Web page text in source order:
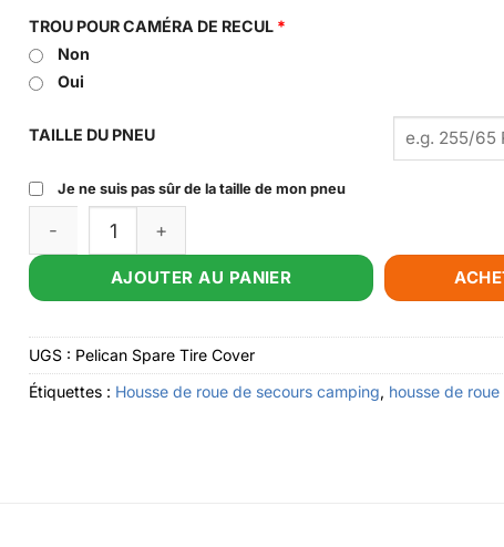
TROU POUR CAMÉRA DE RECUL *
Non
Oui
TAILLE DU PNEU
Je ne suis pas sûr de la taille de mon pneu
Quantité de Pelican Spare Tire Cover
AJOUTER AU PANIER
UGS : Pelican Spare Tire Cover
Étiquettes : Housse de roue de secours camping, housse de